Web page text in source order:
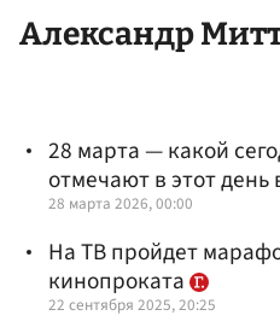
Александр
28 марта — какой
отмечают в этот
28 марта 2026, 00:00
На ТВ пройдет
кинопроката
22 сентября 2025, 20:25